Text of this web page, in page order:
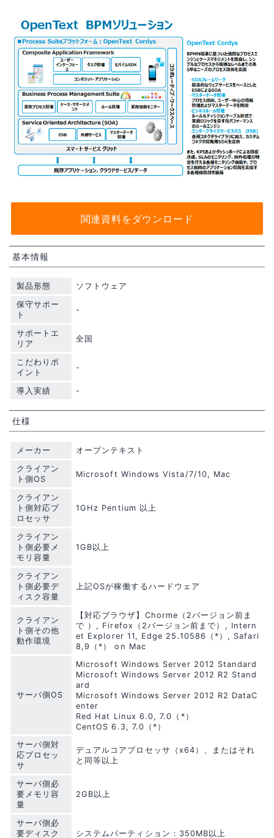
関連資料をダウンロード
基本情報
製品形態
ソフトウェア
保守サポー
ト
-
サポートエ
リア
全国
こだわりポ
イント
-
導入実績 -
仕様
メーカー
オープンテキスト
クライアン
ト側OS
Microsoft Windows Vista/7/10, Mac
クライアン
ト側対応プ
ロセッサ
1GHz Pentium 以上
クライアン
ト側必要メ
モリ容量
1GB以上
クライアン
ト側必要デ
ィスク容量
上記OSが稼働するハードウェア
クライアン
ト側その他
動作環境
【対応ブラウザ】Chorme（2バージョン前ま
で ）, Firefox（2バージョン前まで）, Intern
et Explorer 11, Edge 25.10586（*）, Safari
8,9（*） on Mac
サーバ側OS
Microsoft Windows Server 2012 Standard
Microsoft Windows Server 2012 R2 Stand
ard
Microsoft Windows Server 2012 R2 DataC
enter
Red Hat Linux 6.0, 7.0（*）
CentOS 6.3, 7.0（*）
サーバ側対
応プロセッ
サ
デュアルコアプロセッサ（x64）、またはそれ
と同等以上
サーバ側必
要メモリ容
量
2GB以上
サーバ側必
要ディスク
システムパーティション：350MB以上